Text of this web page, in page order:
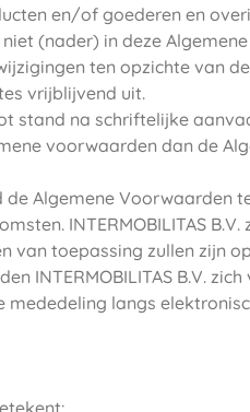
en/of goederen en
(nader) in deze
ten opzichte van
vrijblijvend uit.
stand na schriftelijke
voorwaarden dan de
de Algemene
INTERMOBILITAS
van toepassing zullen zijn
INTERMOBILITAS B.V.
mededeling langs